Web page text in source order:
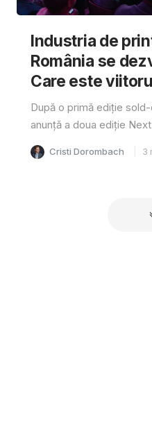
Industria de
România se
Care este
După o primă ediție
anunță a doua ediție
Cristi Dorombach 3